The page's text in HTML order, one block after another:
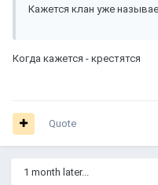
Кажется клан уже
Когда кажется - крестятся
Quote
1 month later...